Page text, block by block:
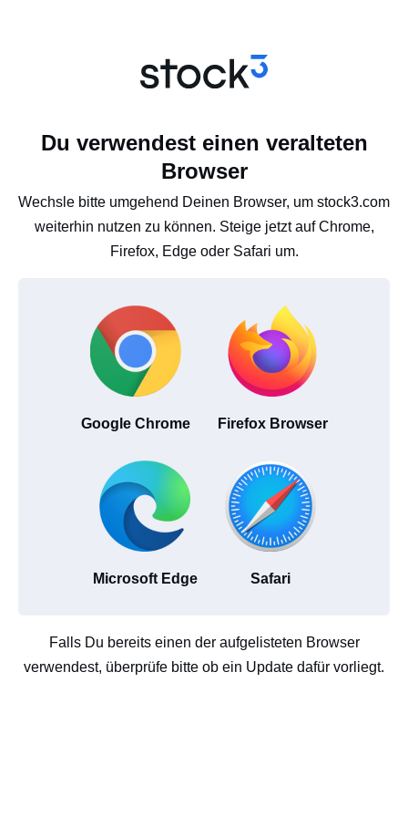
Du verwendest einen veralteten
Browser
Wechsle bitte umgehend Deinen Browser, um stock3.com
weiterhin nutzen zu können. Steige jetzt auf Chrome,
Firefox, Edge oder Safari um.
Google Chrome Firefox Browser
Microsoft Edge Safari
Falls Du bereits einen der aufgelisteten Browser
verwendest, überprüfe bitte ob ein Update dafür vorliegt.